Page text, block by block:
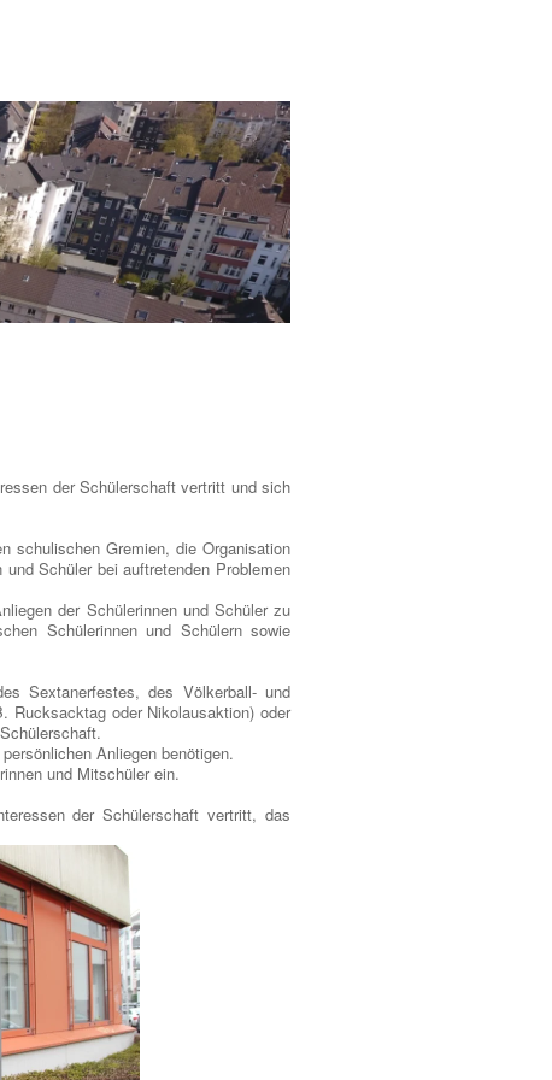
der Schülerschaft vertritt und sich
schulischen Gremien, die Organisation
Schüler bei auftretenden Problemen
der Schülerinnen und Schüler zu
Schülerinnen und Schülern sowie
Sextanerfestes, des Völkerball- und
Rucksacktag oder Nikolausaktion) oder
Anliegen benötigen.
und Mitschüler ein.
der Schülerschaft vertritt, das